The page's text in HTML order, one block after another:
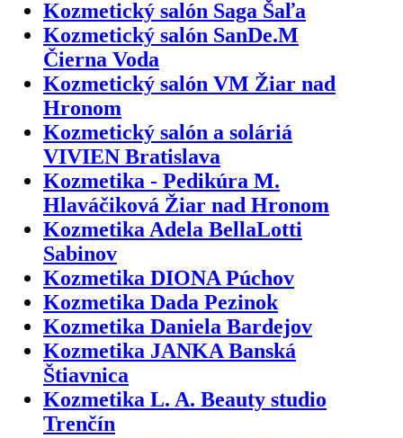
Kozmetický salón Saga Šaľa
Kozmetický salón SanDe.M
Čierna Voda
Kozmetický salón VM Žiar nad
Hronom
Kozmetický salón a soláriá
VIVIEN Bratislava
Kozmetika - Pedikúra M.
Hlaváčiková Žiar nad Hronom
Kozmetika Adela BellaLotti
Sabinov
Kozmetika DIONA Púchov
Kozmetika Dada Pezinok
Kozmetika Daniela Bardejov
Kozmetika JANKA Banská
Štiavnica
Kozmetika L. A. Beauty studio
Trenčín